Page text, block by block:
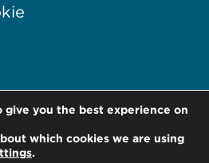
17 20122 Milano –Italia
28
give you the best experience on
which cookies we are using
.